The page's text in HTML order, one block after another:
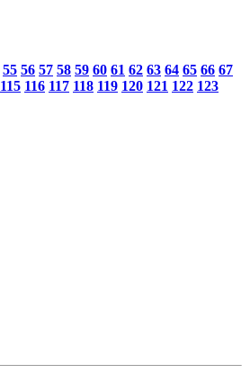
55 56 57 58 59 60 61 62 63 64 65 66 67
115 116 117 118 119 120 121 122 123